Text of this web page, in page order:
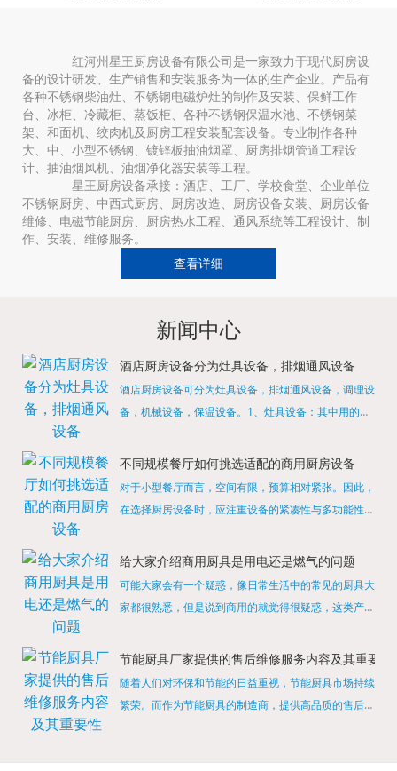
红河州星王厨房设备有限公司是一家致力于现代厨房设
备的设计研发、生产销售和安装服务为一体的生产企业。产品有
各种不锈钢柴油灶、不锈钢电磁炉灶的制作及安装、保鲜工作
台、冰柜、冷藏柜、蒸饭柜、各种不锈钢保温水池、不锈钢菜
架、和面机、绞肉机及厨房工程安装配套设备。专业制作各种
大、中、小型不锈钢、镀锌板抽油烟罩、厨房排烟管道工程设
计、抽油烟风机、油烟净化器安装等工程。
星王厨房设备承接：酒店、工厂、学校食堂、企业单位
不锈钢厨房、中西式厨房、厨房改造、厨房设备安装、厨房设备
维修、电磁节能厨房、厨房热水工程、通风系统等工程设计、制
作、安装、维修服务。
查看详细
新闻中心
酒店厨房设备分为灶具设备，排烟通风设备
酒店厨房设备可分为灶具设备，排烟通风设备，调理设
备，机械设备，保温设备。1、灶具设备：其中用的较
缺少的，经过相关检测证明的合格设备才能进行使用，
不同规模餐厅如何挑选适配的商用厨房设备
对于小型餐厅而言，空间有限，预算相对紧张。因此，
在选择厨房设备时，应注重设备的紧凑性与多功能性。
烹饪设备，既能节省空间，又能满足多样化的烹饪需
给大家介绍商用厨具是用电还是燃气的问题
可能大家会有一个疑惑，像日常生活中的常见的厨具大
家都很熟悉，但是说到商用的就觉得很疑惑，这类产品
店用的就是商用的吗?还真别说，真被大家猜对了，这
节能厨具厂家提供的售后维修服务内容及其重要性
随着人们对环保和节能的日益重视，节能厨具市场持续
繁荣。而作为节能厨具的制造商，提供高品质的售后维